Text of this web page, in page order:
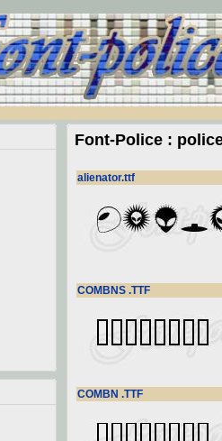
Font-Police :
alienator.ttf
COMBNS .TTF
COMBN .TTF